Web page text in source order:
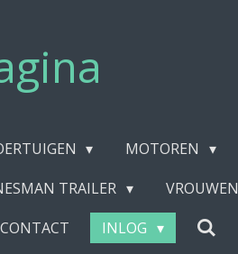
MOTOREN
TRAILER
VROUWEN
CONTACT INLOG